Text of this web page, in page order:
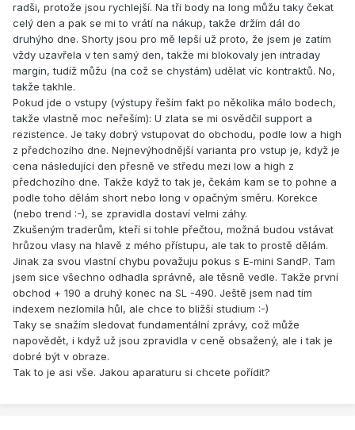
radši, protože jsou rychlejší. Na tři body na long můžu taky čekat
celý den a pak se mi to vrátí na nákup, takže držím dál do
druhýho dne. Shorty jsou pro mě lepší už proto, že jsem je zatím
vždy uzavřela v ten samý den, takže mi blokovaly jen intraday
margin, tudíž můžu (na což se chystám) udělat víc kontraktů. No,
takže takhle.
Pokud jde o vstupy (výstupy řeším fakt po několika málo bodech,
takže vlastně moc neřeším): U zlata se mi osvědčil support a
rezistence. Je taky dobrý vstupovat do obchodu, podle low a high
z předchozího dne. Nejnevýhodnější varianta pro vstup je, když je
cena následující den přesně ve středu mezi low a high z
předchozího dne. Takže když to tak je, čekám kam se to pohne a
podle toho dělám short nebo long v opačným směru. Korekce
(nebo trend :-), se zpravidla dostaví velmi záhy.
Zkušeným traderům, kteří si tohle přečtou, možná budou vstávat
hrůzou vlasy na hlavě z mého přístupu, ale tak to prostě dělám.
Jinak za svou vlastní chybu považuju pokus s E-mini SandP. Tam
jsem sice všechno odhadla správně, ale těsně vedle. Takže první
obchod + 190 a druhý konec na SL -490. Ještě jsem nad tím
indexem nezlomila hůl, ale chce to bližší studium :-)
Taky se snažím sledovat fundamentální zprávy, což může
napovědět, i když už jsou zpravidla v ceně obsažený, ale i tak je
dobré být v obraze.
Tak to je asi vše. Jakou aparaturu si chcete pořídit?